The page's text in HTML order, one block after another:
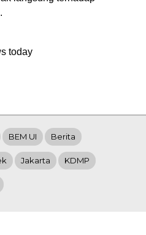
today
BEM UI Berita
Jakarta KDMP